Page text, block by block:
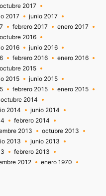
octubre 2017
2017
junio 2017
febrero 2017
enero 2017
octubre 2016
2016
junio 2016
febrero 2016
enero 2016
octubre 2015
2015
junio 2015
febrero 2015
enero 2015
octubre 2014
2014
junio 2014
febrero 2014
2013
octubre 2013
2013
junio 2013
febrero 2013
2012
enero 1970